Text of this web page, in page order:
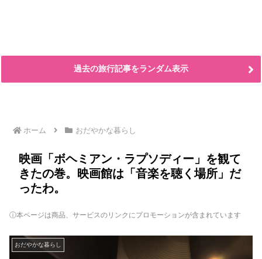
過去の旅行記事をランダム表示
ホーム おだやかな暮らし
映画「ボヘミアン・ラプソディー」を観て
きたの巻。映画館は「音楽を聴く場所」だ
ったわ。
ⓘ本ページは商品、サービスのリンクにプロモーションが含まれています
おだやかな暮らし